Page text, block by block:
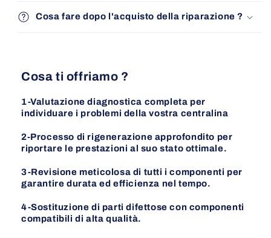
Cosa fare dopo l'acquisto della riparazione ?
Cosa ti offriamo ?
1-Valutazione diagnostica completa per
individuare i problemi della vostra centralina
2-Processo di rigenerazione approfondito per
riportare le prestazioni al suo stato ottimale.
3-Revisione meticolosa di tutti i componenti per
garantire durata ed efficienza nel tempo.
4-Sostituzione di parti difettose con componenti
compatibili di alta qualità.